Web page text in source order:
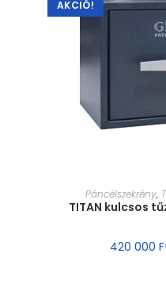
AKCIÓ!
MÉRET
Páncélszekrény,
TITAN kulcsos
420 000